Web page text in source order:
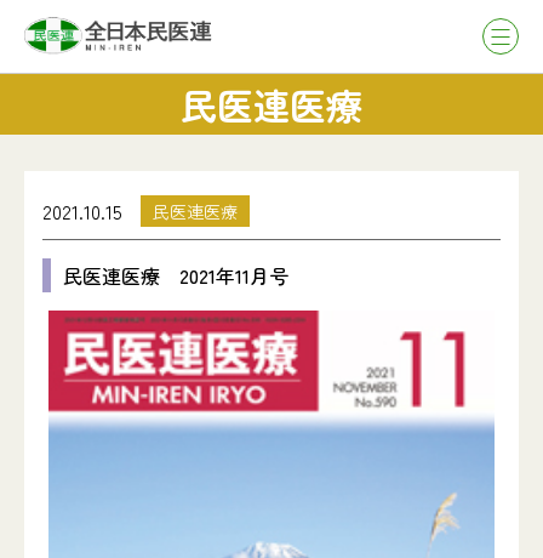
民医連医療
2021.10.15 民医連医療
民医連医療 2021年11月号